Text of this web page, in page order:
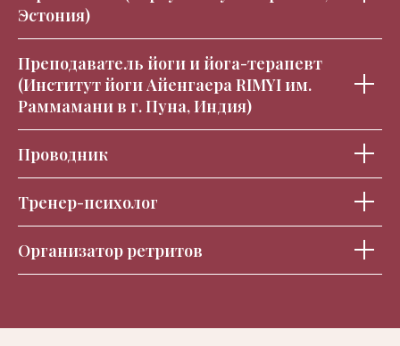
Эстония)
Преподаватель йоги и йога-терапевт
(Институт йоги Айенгаера RIMYI им.
Раммамани в г. Пуна, Индия)
Проводник
Тренер-психолог
Организатор ретритов